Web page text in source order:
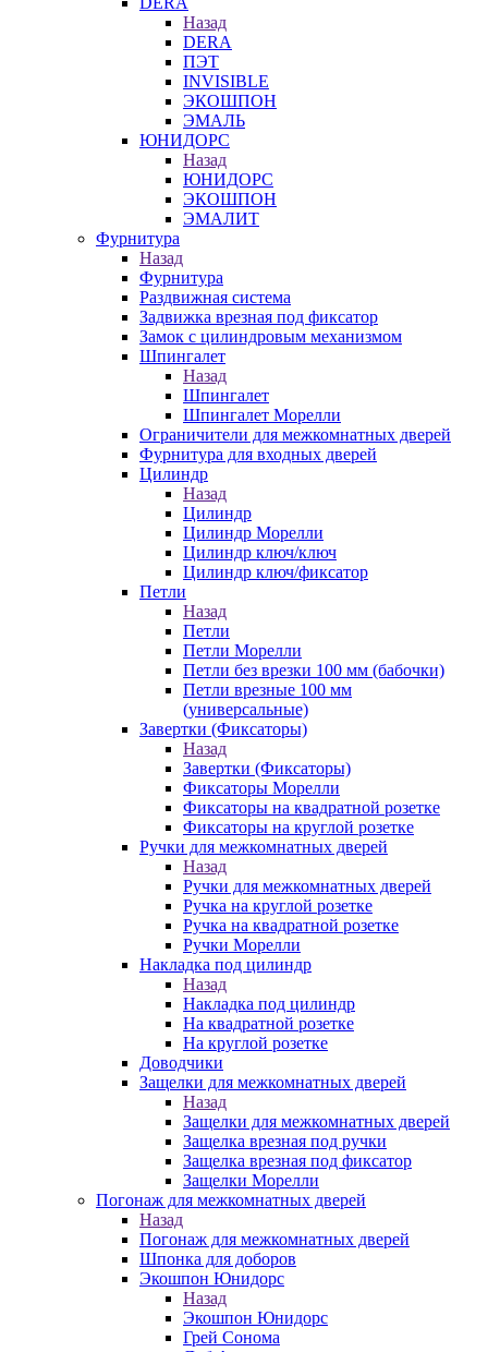
Назад
DERA
ПЭТ
INVISIBLE
ЭКОШПОН
ЭМАЛЬ
ЮНИДОРС
Назад
ЮНИДОРС
ЭКОШПОН
ЭМАЛИТ
Фурнитура
Назад
Фурнитура
Раздвижная система
Задвижка врезная под фиксатор
Замок с цилиндровым механизмом
Шпингалет
Назад
Шпингалет
Шпингалет Морелли
Ограничители для межкомнатных дверей
Фурнитура для входных дверей
Цилиндр
Назад
Цилиндр
Цилиндр Морелли
Цилиндр ключ/ключ
Цилиндр ключ/фиксатор
Петли
Назад
Петли
Петли Морелли
Петли без врезки 100 мм (бабочки)
Петли врезные 100 мм
(универсальные)
Завертки (Фиксаторы)
Назад
Завертки (Фиксаторы)
Фиксаторы Морелли
Фиксаторы на квадратной розетке
Фиксаторы на круглой розетке
Ручки для межкомнатных дверей
Назад
Ручки для межкомнатных дверей
Ручка на круглой розетке
Ручка на квадратной розетке
Ручки Морелли
Накладка под цилиндр
Назад
Накладка под цилиндр
На квадратной розетке
На круглой розетке
Доводчики
Защелки для межкомнатных дверей
Назад
Защелки для межкомнатных дверей
Защелка врезная под ручки
Защелка врезная под фиксатор
Защелки Морелли
Погонаж для межкомнатных дверей
Назад
Погонаж для межкомнатных дверей
Шпонка для доборов
Экошпон Юнидорс
Назад
Экошпон Юнидорс
Грей Сонома